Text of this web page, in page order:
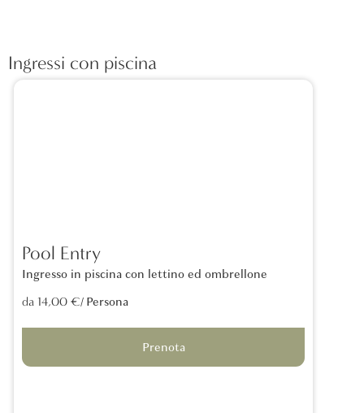
Ingressi con piscina
Pool Entry
Ingresso in piscina con lettino ed ombrellone
da 14,00 €/ Persona
Prenota